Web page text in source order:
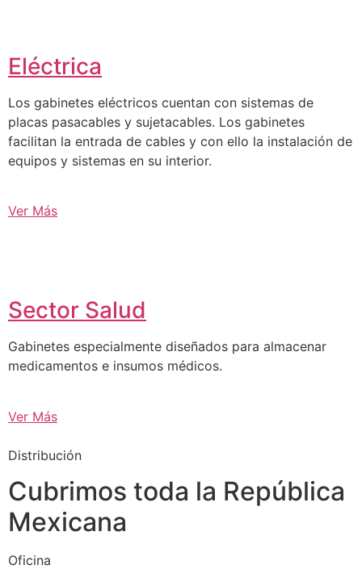
Eléctrica
Los gabinetes eléctricos cuentan con sistemas de
placas pasacables y sujetacables. Los gabinetes
facilitan la entrada de cables y con ello la instalación de
equipos y sistemas en su interior.
Ver Más
Sector Salud
Gabinetes especialmente diseñados para almacenar
medicamentos e insumos médicos.
Ver Más
Distribución
Cubrimos toda la República
Mexicana
Oficina